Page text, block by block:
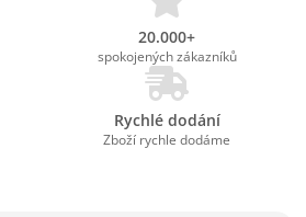
20.000+
spokojených zákazníků
Rychlé dodání
Zboží rychle dodáme